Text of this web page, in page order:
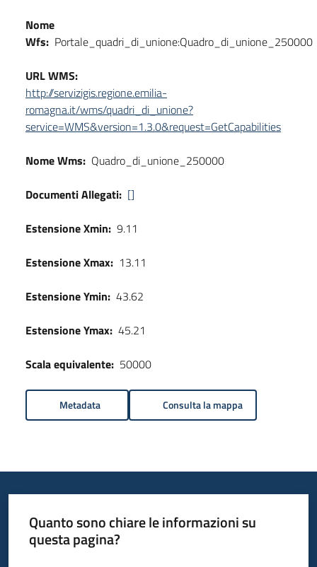
Nome
Wfs: Portale_quadri_di_unione:Quadro_di_unione_250000
URL WMS:
http://servizigis.regione.emilia-
romagna.it/wms/quadri_di_unione?
service=WMS&version=1.3.0&request=GetCapabilities
Nome Wms: Quadro_di_unione_250000
Documenti Allegati: []
Estensione Xmin: 9.11
Estensione Xmax: 13.11
Estensione Ymin: 43.62
Estensione Ymax: 45.21
Scala equivalente: 50000
Metadata Consulta la mappa
Quanto sono chiare le informazioni su
questa pagina?